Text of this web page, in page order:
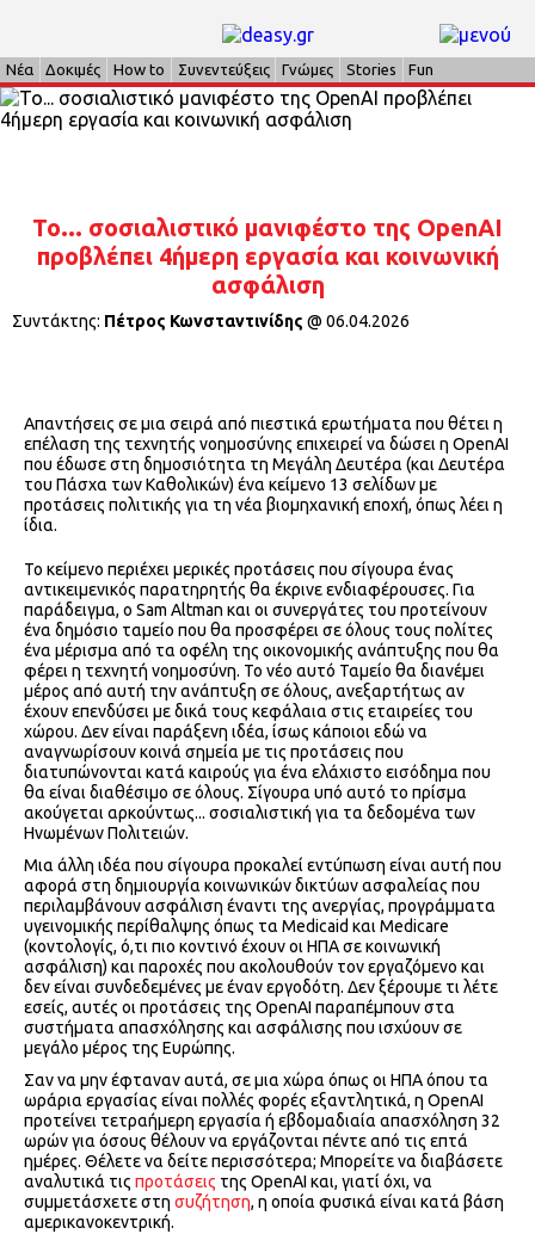
Νέα Δοκιμές How to Συνεντεύξεις Γνώμες Stories Fun
Το... σοσιαλιστικό μανιφέστο της OpenAI
προβλέπει 4ήμερη εργασία και κοινωνική
ασφάλιση
Συντάκτης: Πέτρος Κωνσταντινίδης @ 06.04.2026
Απαντήσεις σε μια σειρά από πιεστικά ερωτήματα που θέτει η
επέλαση της τεχνητής νοημοσύνης επιχειρεί να δώσει η OpenAI
που έδωσε στη δημοσιότητα τη Μεγάλη Δευτέρα (και Δευτέρα
του Πάσχα των Καθολικών) ένα κείμενο 13 σελίδων με
προτάσεις πολιτικής για τη νέα βιομηχανική εποχή, όπως λέει η
ίδια.
Το κείμενο περιέχει μερικές προτάσεις που σίγουρα ένας
αντικειμενικός παρατηρητής θα έκρινε ενδιαφέρουσες. Για
παράδειγμα, ο Sam Altman και οι συνεργάτες του προτείνουν
ένα δημόσιο ταμείο που θα προσφέρει σε όλους τους πολίτες
ένα μέρισμα από τα οφέλη της οικονομικής ανάπτυξης που θα
φέρει η τεχνητή νοημοσύνη. Το νέο αυτό Ταμείο θα διανέμει
μέρος από αυτή την ανάπτυξη σε όλους, ανεξαρτήτως αν
έχουν επενδύσει με δικά τους κεφάλαια στις εταιρείες του
χώρου. Δεν είναι παράξενη ιδέα, ίσως κάποιοι εδώ να
αναγνωρίσουν κοινά σημεία με τις προτάσεις που
διατυπώνονται κατά καιρούς για ένα ελάχιστο εισόδημα που
θα είναι διαθέσιμο σε όλους. Σίγουρα υπό αυτό το πρίσμα
ακούγεται αρκούντως... σοσιαλιστική για τα δεδομένα των
Ηνωμένων Πολιτειών.
Μια άλλη ιδέα που σίγουρα προκαλεί εντύπωση είναι αυτή που
αφορά στη δημιουργία κοινωνικών δικτύων ασφαλείας που
περιλαμβάνουν ασφάλιση έναντι της ανεργίας, προγράμματα
υγεινομικής περίθαλψης όπως τα Medicaid και Medicare
(κοντολογίς, ό,τι πιο κοντινό έχουν οι ΗΠΑ σε κοινωνική
ασφάλιση) και παροχές που ακολουθούν τον εργαζόμενο και
δεν είναι συνδεδεμένες με έναν εργοδότη. Δεν ξέρουμε τι λέτε
εσείς, αυτές οι προτάσεις της OpenAI παραπέμπουν στα
συστήματα απασχόλησης και ασφάλισης που ισχύουν σε
μεγάλο μέρος της Ευρώπης.
Σαν να μην έφταναν αυτά, σε μια χώρα όπως οι ΗΠΑ όπου τα
ωράρια εργασίας είναι πολλές φορές εξαντλητικά, η OpenAI
προτείνει τετραήμερη εργασία ή εβδομαδιαία απασχόληση 32
ωρών για όσους θέλουν να εργάζονται πέντε από τις επτά
ημέρες. Θέλετε να δείτε περισσότερα; Μπορείτε να διαβάσετε
αναλυτικά τις προτάσεις της OpenAI και, γιατί όχι, να
συμμετάσχετε στη συζήτηση, η οποία φυσικά είναι κατά βάση
αμερικανοκεντρική.